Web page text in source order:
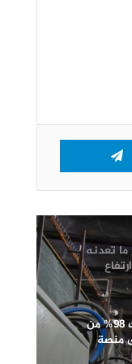
Telegram
شركة
شبكة
منذ
تعدنه
مجمع التعدين BTC.com يحرك 98% من
منصة